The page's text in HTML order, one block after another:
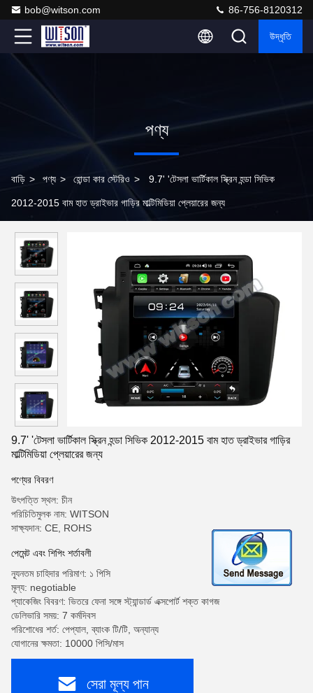
bob@witson.com 86-756-8120312
উদ্ধৃতি
পণ্য
বাড়ি > পণ্য > হোন্ডা কার স্টেরিও > 9.7' 'টেসলা ভার্টিকাল স্ক্রিন হন্ডা সিভিক
2012-2015 বাম হাত ড্রাইভার গাড়ির মাল্টিমিডিয়া প্লেয়ারের জন্য
9.7' 'টেসলা ভার্টিকাল স্ক্রিন হন্ডা সিভিক 2012-2015 বাম হাত ড্রাইভার গাড়ির
মাল্টিমিডিয়া প্লেয়ারের জন্য
পণ্যের বিবরণ
উৎপত্তি স্থল: চীন
পরিচিতিমুলক নাম: WITSON
সাক্ষ্যদান: CE, ROHS
পেমেন্ট এবং শিপিং শর্তাবলী
ন্যূনতম চাহিদার পরিমাণ: ১ পিসি
মূল্য: negotiable
প্যাকেজিং বিবরণ: ভিতরে ফেনা সঙ্গে স্ট্যান্ডার্ড এক্সপোর্ট শক্ত কাগজ
ডেলিভারি সময়: 7 কর্মদিবস
পরিশোধের শর্ত: পেপ্যাল, ব্যাংক টি/টি, অন্যান্য
যোগানের ক্ষমতা: 10000 পিসি/মাস
সেরা মূল্য পান